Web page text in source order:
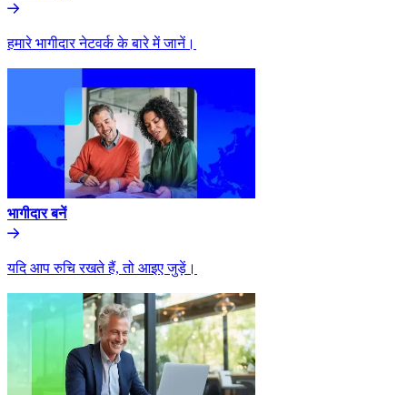
हमारे भागीदार नेटवर्क के बारे में जानें।​​
भागीदार बनें​​
यदि आप रुचि रखते हैं, तो आइए जुड़ें।​​